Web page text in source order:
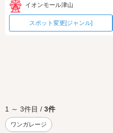
イオンモール津山
スポット変更[ジャンル]
1 ～ 3件目 / 3件
ワンガレージ